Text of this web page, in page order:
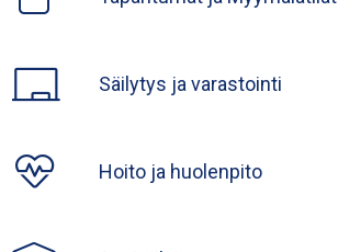
Säilytys ja varastointi
Hoito ja huolenpito